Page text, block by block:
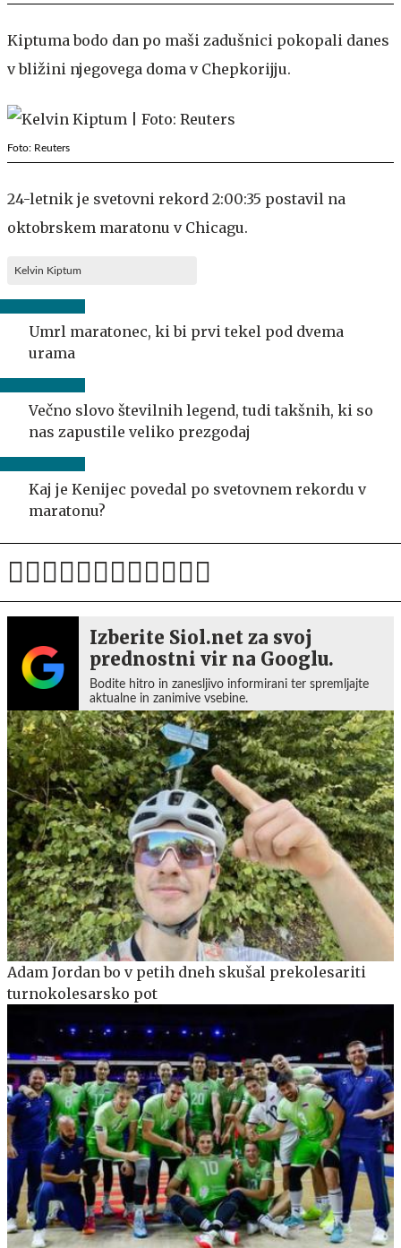
Kiptuma bodo dan po maši zadušnici pokopali danes
v bližini njegovega doma v Chepkorijju.
Foto: Reuters
24-letnik je svetovni rekord 2:00:35 postavil na
oktobrskem maratonu v Chicagu.
Kelvin Kiptum
Umrl maratonec, ki bi prvi tekel pod dvema
urama
Večno slovo številnih legend, tudi takšnih, ki so
nas zapustile veliko prezgodaj
Kaj je Kenijec povedal po svetovnem rekordu v
maratonu?
Izberite Siol.net za svoj
prednostni vir na Googlu.
Bodite hitro in zanesljivo informirani ter spremljajte
aktualne in zanimive vsebine.
Adam Jordan bo v petih dneh skušal prekolesariti
turnokolesarsko pot